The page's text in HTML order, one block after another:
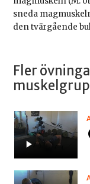
sneda
den tvärgående
Fler